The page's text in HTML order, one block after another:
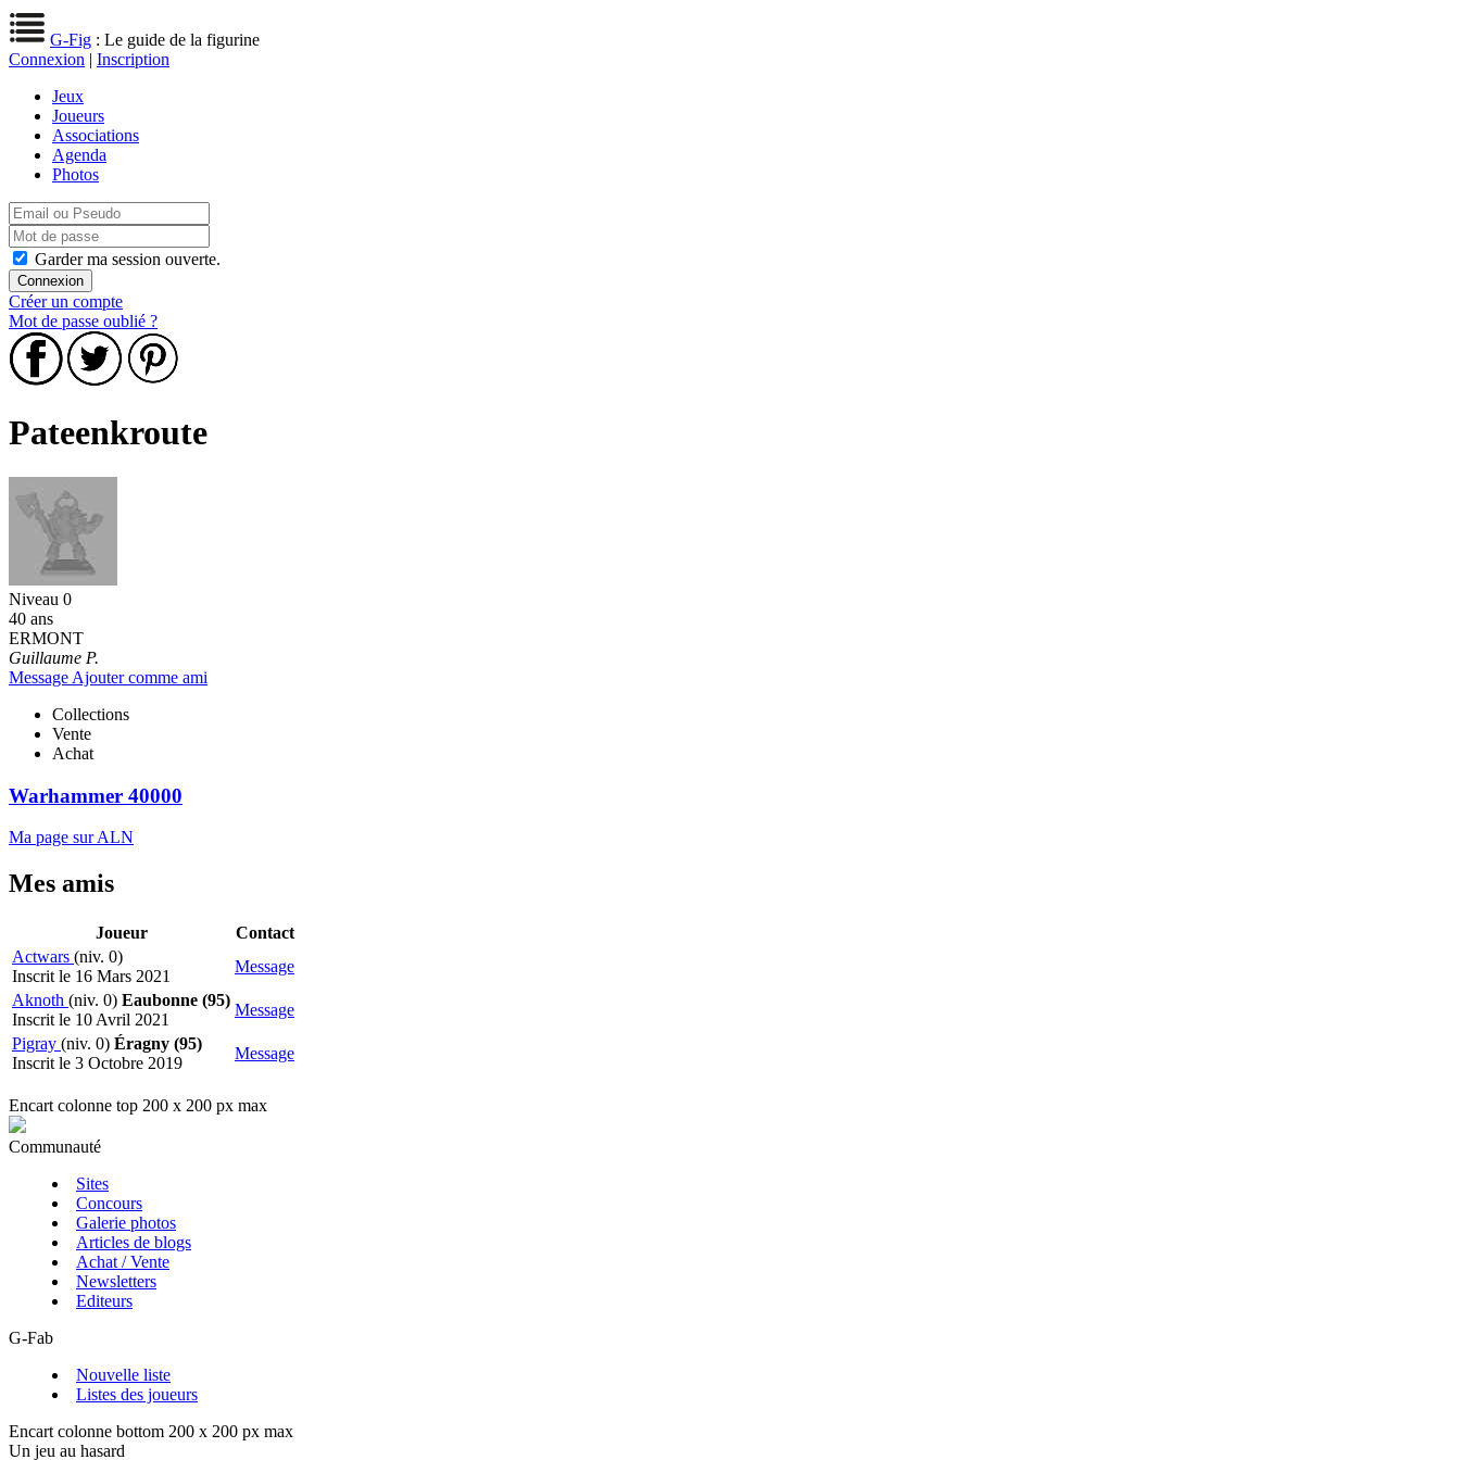
G-Fig : Le guide de la figurine
Connexion | Inscription
Jeux
Joueurs
Associations
Agenda
Photos
Garder ma session ouverte.
Créer un compte
Mot de passe oublié ?
Pateenkroute
Niveau 0
40 ans
ERMONT
Guillaume P.
Message Ajouter comme ami
Collections
Vente
Achat
Warhammer 40000
Ma page sur ALN
Mes amis
Joueur
Contact
Actwars (niv. 0)
Inscrit le 16 Mars 2021
Message
Aknoth (niv. 0) Eaubonne (95)
Inscrit le 10 Avril 2021
Message
Pigray (niv. 0) Éragny (95)
Inscrit le 3 Octobre 2019
Message
Encart colonne top 200 x 200 px max
Communauté
Sites
Concours
Galerie photos
Articles de blogs
Achat / Vente
Newsletters
Editeurs
G-Fab
Nouvelle liste
Listes des joueurs
Encart colonne bottom 200 x 200 px max
Un jeu au hasard